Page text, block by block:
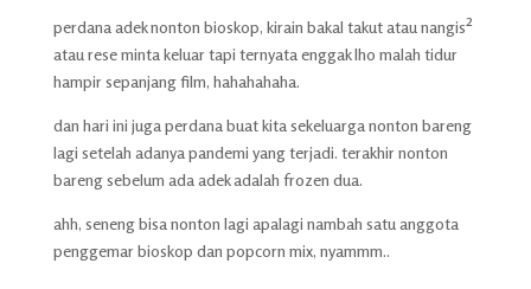
perdana adek nonton bioskop, kirain bakal takut atau nangis²
atau rese minta keluar tapi ternyata enggak lho malah tidur
hampir sepanjang film, hahahahaha.
dan hari ini juga perdana buat kita sekeluarga nonton bareng
lagi setelah adanya pandemi yang terjadi. terakhir nonton
bareng sebelum ada adek adalah frozen dua.
ahh, seneng bisa nonton lagi apalagi nambah satu anggota
penggemar bioskop dan popcorn mix, nyammm..